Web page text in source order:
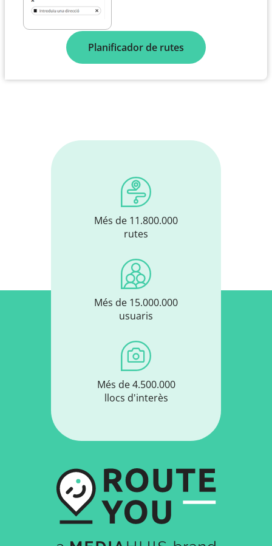
Planificador de rutes
Més de 11.800.000
rutes
Més de 15.000.000
usuaris
Més de 4.500.000
llocs d'interès